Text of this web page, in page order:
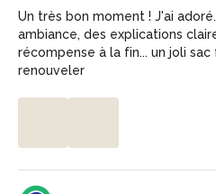
Un très bon moment ! J'ai
ambiance, des explications
récompense à la fin... un joli
renouveler